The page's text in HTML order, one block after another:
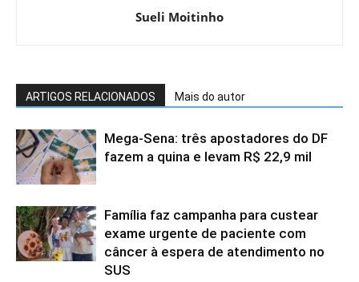
Sueli Moitinho
ARTIGOS RELACIONADOS Mais do autor
Mega-Sena: três apostadores do DF
fazem a quina e levam R$ 22,9 mil
Família faz campanha para custear
exame urgente de paciente com
câncer à espera de atendimento no
SUS